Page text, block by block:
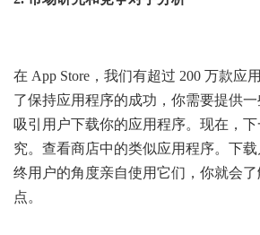
在 App Store，我们有超过 200 万款应
了保持应用程序的成功，你需要提供
吸引用户下载你的应用程序。现在，
究。查看商店中的类似应用程序。下
终用户的角度亲自使用它们，你就会
点。